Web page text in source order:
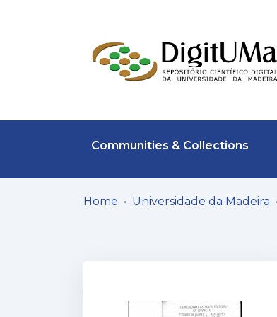
Communities & Collections
Home Universidade da Madeira